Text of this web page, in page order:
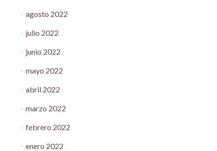
agosto 2022
julio 2022
junio 2022
mayo 2022
abril 2022
marzo 2022
febrero 2022
enero 2022